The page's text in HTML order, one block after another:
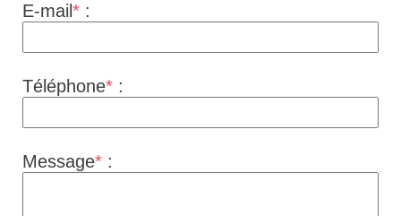
E-mail * :
Téléphone* :
Message* :